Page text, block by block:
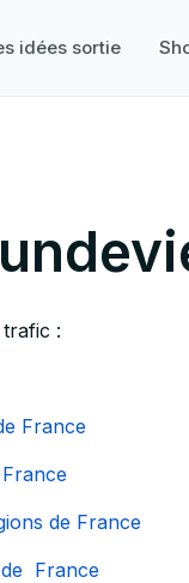
idées sortie
:
France
de France
de France